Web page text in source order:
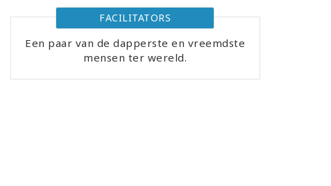
FACILITATORS
Een paar van de dapperste en vreemdste
mensen ter wereld.